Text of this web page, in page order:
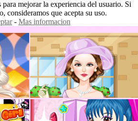
mejorar la experiencia del usuario. Si
consideramos que acepta su uso.
- Mas informacion